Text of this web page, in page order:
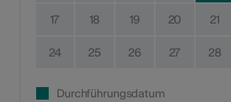
17 18 19 20 21
24 25 26 27 28
Durchführungsdatum